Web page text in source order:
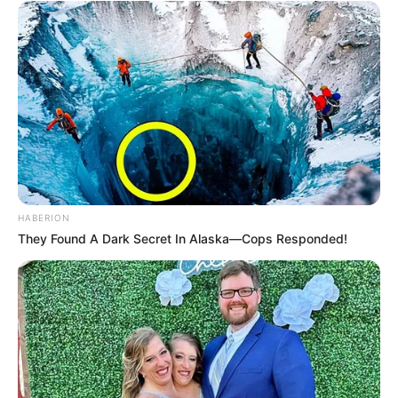
————————————————————————-
Η κατάρρευση των ισολογισμών των κεντρικών
HABERION
They Found A Dark Secret In Alaska—Cops Responded!